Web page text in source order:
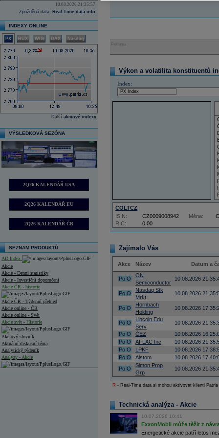
10.08.2026 21:35:57
Zpožděná data, Real-Time data info
INDEXY ONLINE
PX BUX WIG DAX Nasdaq
Další akciové indexy
VÝSLEDKOVÁ SEZÓNA
2Q26 KALENDÁŘ USA
2Q26 KALENDÁŘ EU
2Q26 KALENDÁŘ ČR
SEZNAM PRODUKTŮ
AD Index
Akcie
Akcie - Denní statistiky
Akcie - Investiční doporučení
Akcie ČR - historie
Akcie ČR - Týdenní přehled
Akcie online - ČR
Akcie online - Svět
Akcie svět - Historie
Akciový slovník
Aktuální diskusní téma
Analytický týdeník
Analýzy - Akcie
Reklama
Výkon a volatilita konstituentů
Index:
COLTCZ
RIC: 0,00
ISIN: CZ0009008942 Měna:
Zajímalo Vás
Akce Název Datum a
Po O
ON
Semiconductor
10.08.2026
Po O
Nasdaq Stk
Mrkt
10.08.2026
Po O
Hornbach
Holding
10.08.2026
Po O
Lincoln Edu
Serv
10.08.2026
Po O ČEZ
10.08.2026
Po O AFLAC Inc
10.08.2026
Po O LPKF
10.08.2026
Po O Alstom
10.08.2026
Po O
Simon Prop
Grp
10.08.2026
R - Real-Time data si mohou aktivovat klienti
Technická analýza - Akcie
10.07.2026 10:41
ExxonMobil může těžit z
Energetické akcie patří letos